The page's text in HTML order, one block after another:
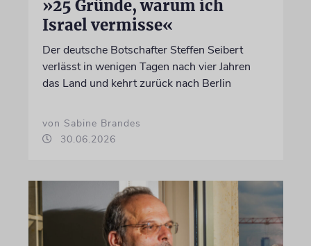
»25 Gründe, warum ich
Israel vermisse«
Der deutsche Botschafter Steffen Seibert
verlässt in wenigen Tagen nach vier Jahren
das Land und kehrt zurück nach Berlin
von Sabine Brandes
30.06.2026